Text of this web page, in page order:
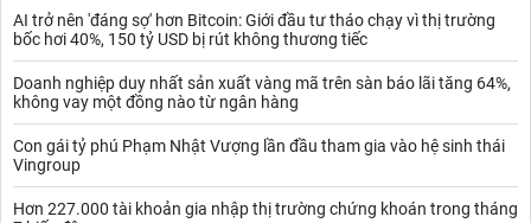
AI trở nên 'đáng sợ' hơn Bitcoin: Giới đầu tư tháo chạy vì thị trường
bốc hơi 40%, 150 tỷ USD bị rút không thương tiếc
Doanh nghiệp duy nhất sản xuất vàng mã trên sàn báo lãi tăng 64%,
không vay một đồng nào từ ngân hàng
Con gái tỷ phú Phạm Nhật Vượng lần đầu tham gia vào hệ sinh thái
Vingroup
Hơn 227.000 tài khoản gia nhập thị trường chứng khoán trong tháng